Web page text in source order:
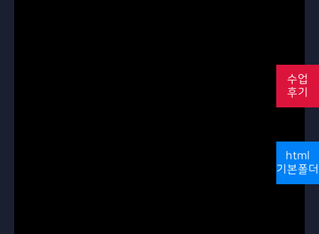
수업
후기
html
기본폴더